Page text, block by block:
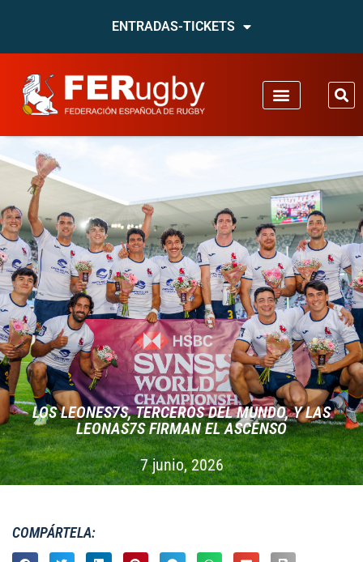
ENTRADAS-TICKETS
LOS LEONES7S, TERCEROS DEL MUNDO, Y LAS
LEONAS7S FIRMAN EL ASCENSO
7 junio, 2026
COMPÁRTELA: